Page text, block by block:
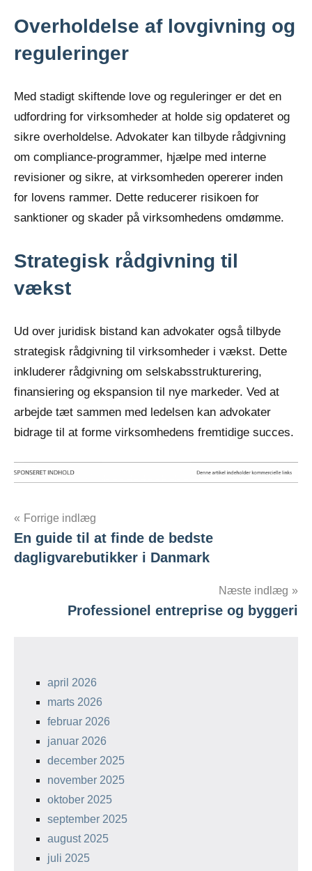
Overholdelse af lovgivning og
reguleringer
Med stadigt skiftende love og reguleringer er det en
udfordring for virksomheder at holde sig opdateret og
sikre overholdelse. Advokater kan tilbyde rådgivning
om compliance-programmer, hjælpe med interne
revisioner og sikre, at virksomheden opererer inden
for lovens rammer. Dette reducerer risikoen for
sanktioner og skader på virksomhedens omdømme.
Strategisk rådgivning til
vækst
Ud over juridisk bistand kan advokater også tilbyde
strategisk rådgivning til virksomheder i vækst. Dette
inkluderer rådgivning om selskabsstrukturering,
finansiering og ekspansion til nye markeder. Ved at
arbejde tæt sammen med ledelsen kan advokater
bidrage til at forme virksomhedens fremtidige succes.
Indlægsnavigation
Forrige indlæg
En guide til at finde de bedste
dagligvarebutikker i Danmark
Næste indlæg
Professionel entreprise og byggeri
april 2026
marts 2026
februar 2026
januar 2026
december 2025
november 2025
oktober 2025
september 2025
august 2025
juli 2025